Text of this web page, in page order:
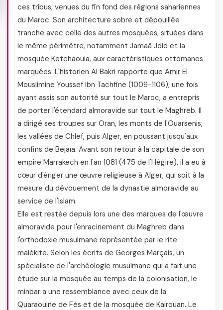
ces tribus, venues du fin fond des régions sahariennes
du Maroc. Son architecture sobre et dépouillée
tranche avec celle des autres mosquées, situées dans
le même périmètre, notamment Jamaâ Jdid et la
mosquée Ketchaouia, aux caractéristiques ottomanes
marquées. L'historien Al Bakri rapporte que Amir El
Mouslimine Youssef Ibn Tachfine (1009-1106), une fois
ayant assis son autorité sur tout le Maroc, a entrepris
de porter l'étendard almoravide sur tout le Maghreb. Il
a dirigé ses troupes sur Oran, les monts de l'Ouarsenis,
les vallées de Chlef, puis Alger, en poussant jusqu'aux
confins de Bejaïa. Avant son retour à la capitale de son
empire Marrakech en l'an 1081 (475 de l'Hégire), il a eu à
cœur d'ériger une œuvre religieuse à Alger, qui soit à la
mesure du dévouement de la dynastie almoravide au
service de l'Islam.
Elle est restée depuis lors une des marques de l'œuvre
almoravide pour l'enracinement du Maghreb dans
l'orthodoxie musulmane représentée par le rite
malékite. Selon les écrits de Georges Marçais, un
spécialiste de l'archéologie musulmane qui a fait une
étude sur la mosquée au temps de la colonisation, le
minbar a une ressemblance avec ceux de la
Quaraouine de Fès et de la mosquée de Kairouan. Le